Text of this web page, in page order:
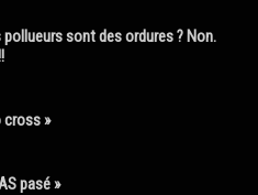
pollueurs sont des ordures ? Non.
cross »
pasé »